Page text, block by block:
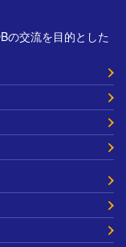
の交流を目的とした